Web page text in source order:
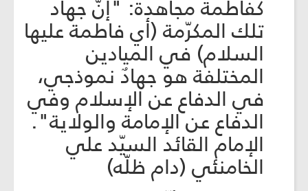
كفاطمة مجاهدة: "إنّ جهاد
تلك المكرّمة (أي فاطمة عليها
السلام) في الميادين
المختلفة هو جهادٌ نموذجي،
في الدفاع عن الإسلام وفي
الدفاع عن الإمامة والولاية".
الإمام القائد السيّد علي
الخامنئي (دام ظلّه)